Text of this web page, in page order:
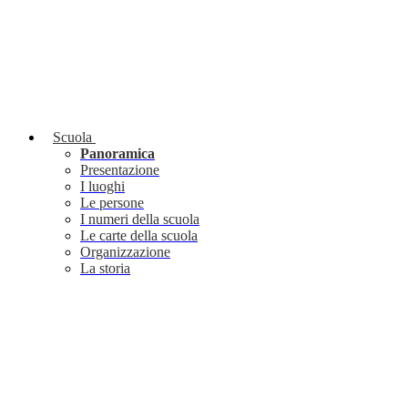
Scuola
Panoramica
Presentazione
I luoghi
Le persone
I numeri della scuola
Le carte della scuola
Organizzazione
La storia